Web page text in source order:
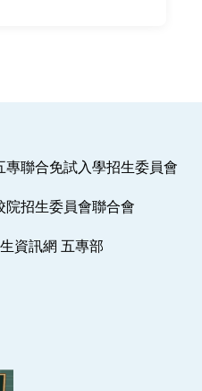
專聯合免試入學招生委員會
院招生委員會聯合會
資訊網 五專部